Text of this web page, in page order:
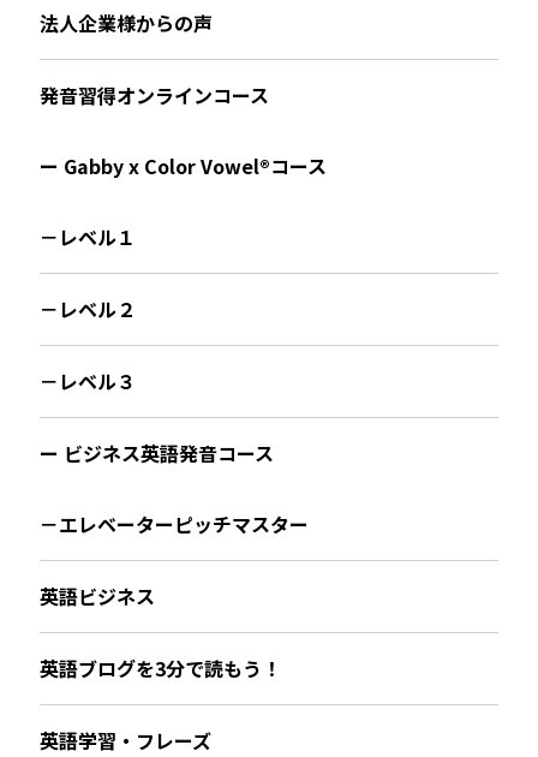
法人企業様からの声
発音習得オンラインコース
ー Gabby x Color Vowel®︎コース
－レベル１
－レベル２
－レベル３
ー ビジネス英語発音コース
－エレベーターピッチマスター
英語ビジネス
英語ブログを3分で読もう！
英語学習・フレーズ